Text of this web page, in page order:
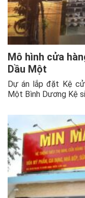
Mô hình cửa
Dầu Một
Dự án lắp đặt Kệ
Một Bình Dương Kệ